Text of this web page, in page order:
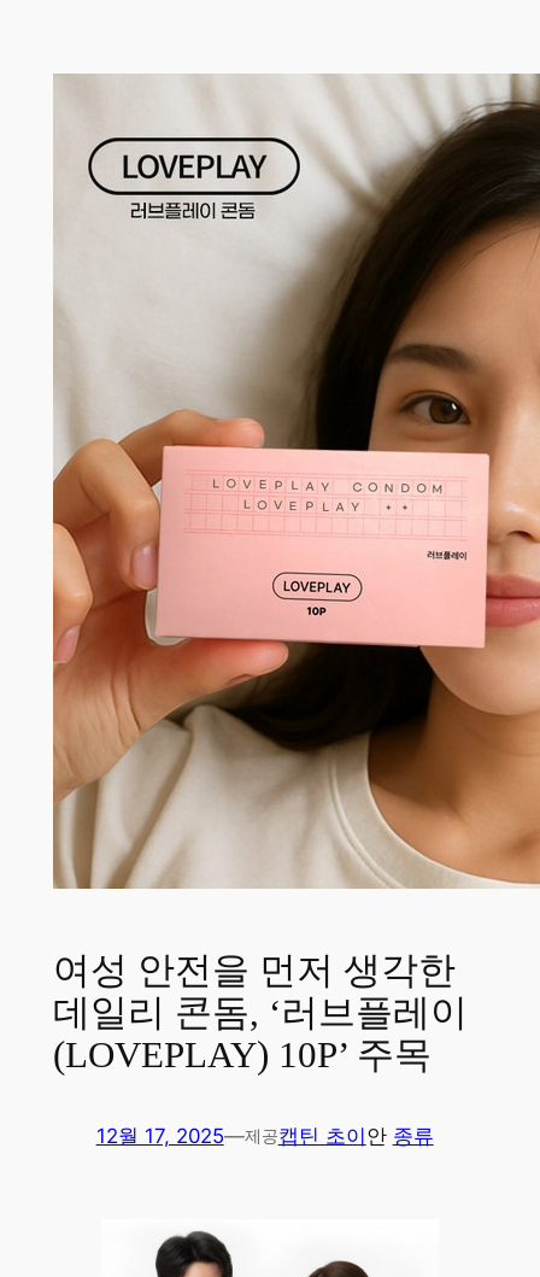
여성 안전을 먼저 생각한
데일리 콘돔, ‘러브플레이
(LOVEPLAY) 10P’ 주목
12월 17, 2025—제공캡틴 초이 안 종류